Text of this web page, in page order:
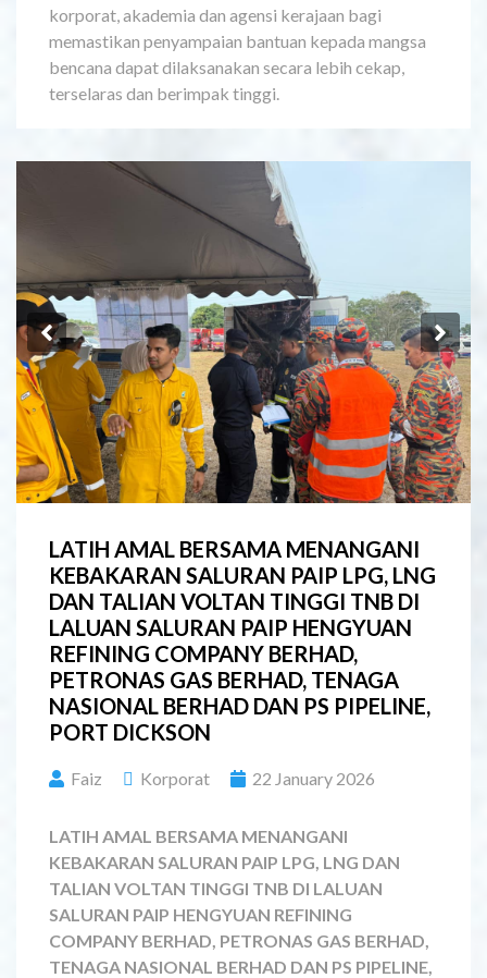
korporat, akademia dan agensi kerajaan bagi
memastikan penyampaian bantuan kepada mangsa
bencana dapat dilaksanakan secara lebih cekap,
terselaras dan berimpak tinggi.
Previous
LATIH AMAL BERSAMA MENANGANI
KEBAKARAN SALURAN PAIP LPG, LNG
DAN TALIAN VOLTAN TINGGI TNB DI
LALUAN SALURAN PAIP HENGYUAN
REFINING COMPANY BERHAD,
PETRONAS GAS BERHAD, TENAGA
NASIONAL BERHAD DAN PS PIPELINE,
PORT DICKSON
Faiz Korporat 22 January 2026
LATIH AMAL BERSAMA MENANGANI
KEBAKARAN SALURAN PAIP LPG, LNG DAN
TALIAN VOLTAN TINGGI TNB DI LALUAN
SALURAN PAIP HENGYUAN REFINING
COMPANY BERHAD, PETRONAS GAS BERHAD,
TENAGA NASIONAL BERHAD DAN PS PIPELINE,